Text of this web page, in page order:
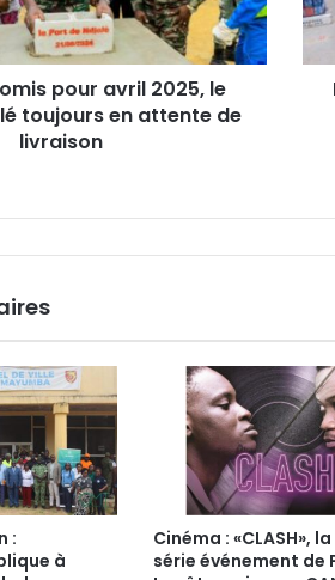
pour avril 2025, le
toujours en attente de
livraison
des
:
à
Cinéma : «CLASH»,
série événement de